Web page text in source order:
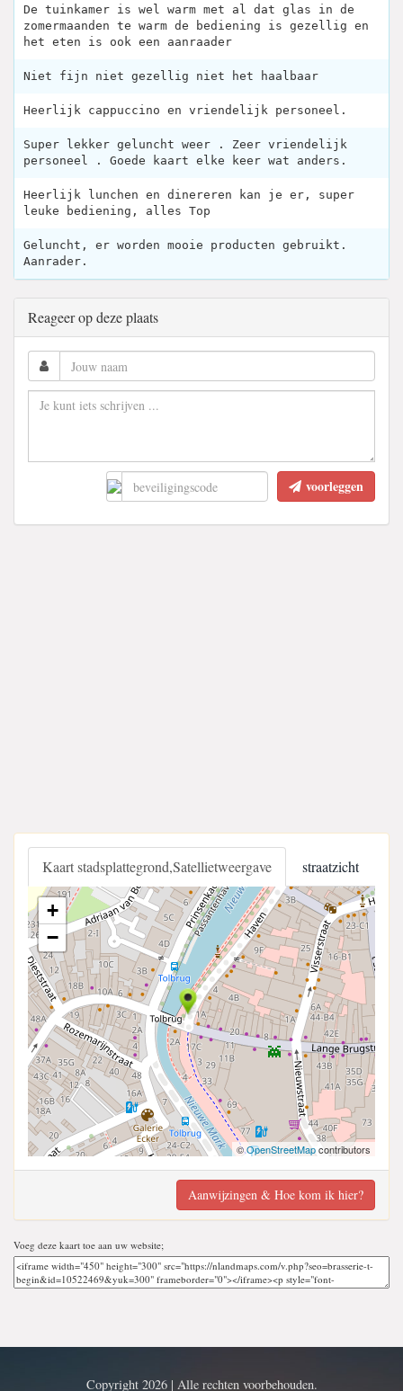
De tuinkamer is wel warm met al dat glas in de
zomermaanden te warm de bediening is gezellig en
het eten is ook een aanraader
Niet fijn niet gezellig niet het haalbaar
Heerlijk cappuccino en vriendelijk personeel.
Super lekker geluncht weer . Zeer vriendelijk
personeel . Goede kaart elke keer wat anders.
Heerlijk lunchen en dinereren kan je er, super
leuke bediening, alles Top
Geluncht, er worden mooie producten gebruikt.
Aanrader.
Reageer op deze plaats
voorleggen
Kaart stadsplattegrond,Satellietweergave straatzicht
+
−
©OpenStreetMapcontributors
Aanwijzingen & Hoe kom ik hier?
Voeg deze kaart toe aan uw website;
Copyright 2026 | Alle rechten voorbehouden.